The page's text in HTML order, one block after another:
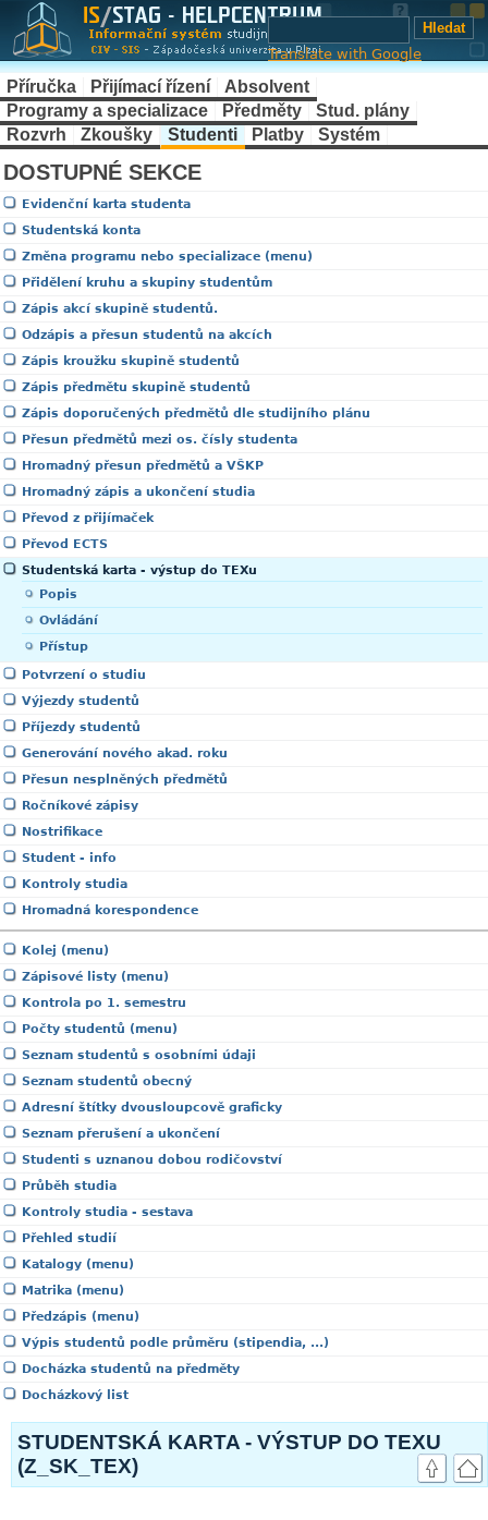
Translate with Google
Příručka Přijímací řízení
Absolvent
Programy a specializace
Předměty
Stud. plány
Rozvrh
Zkoušky Studenti Platby Systém
DOSTUPNÉ SEKCE
Evidenční karta studenta
Studentská konta
Změna programu nebo specializace (menu)
Přidělení kruhu a skupiny studentům
Zápis akcí skupině studentů.
Odzápis a přesun studentů na akcích
Zápis kroužku skupině studentů
Zápis předmětu skupině studentů
Zápis doporučených předmětů dle studijního plánu
Přesun předmětů mezi os. čísly studenta
Hromadný přesun předmětů a VŠKP
Hromadný zápis a ukončení studia
Převod z přijímaček
Převod ECTS
Studentská karta - výstup do TEXu
Popis
Ovládání
Přístup
Potvrzení o studiu
Výjezdy studentů
Příjezdy studentů
Generování nového akad. roku
Přesun nesplněných předmětů
Ročníkové zápisy
Nostrifikace
Student - info
Kontroly studia
Hromadná korespondence
Kolej (menu)
Zápisové listy (menu)
Kontrola po 1. semestru
Počty studentů (menu)
Seznam studentů s osobními údaji
Seznam studentů obecný
Adresní štítky dvousloupcově graficky
Seznam přerušení a ukončení
Studenti s uznanou dobou rodičovství
Průběh studia
Kontroly studia - sestava
Přehled studií
Katalogy (menu)
Matrika (menu)
Předzápis (menu)
Výpis studentů podle průměru (stipendia, ...)
Docházka studentů na předměty
Docházkový list
STUDENTSKÁ KARTA - VÝSTUP DO TEXU
(Z_SK_TEX)